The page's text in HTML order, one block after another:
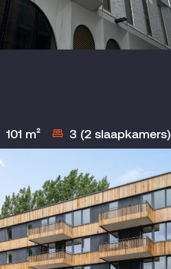
101 m² 3 (2 slaapkamers)